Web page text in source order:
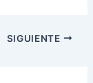
SIGUIENTE